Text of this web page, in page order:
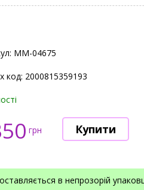
ММ-04675
код: 2000815359193
грн
в непрозорій